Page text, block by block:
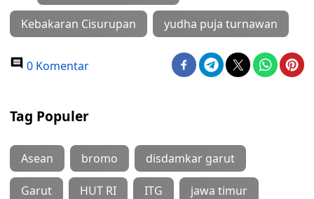
Kebakaran Cisurupan yudha puja turnawan
0 Komentar
Tag Populer
Asean bromo disdamkar garut
Garut HUT RI ITG jawa timur